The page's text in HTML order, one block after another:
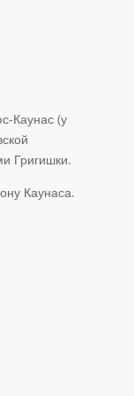
Каунас (у
Григишки.
Каунаса.